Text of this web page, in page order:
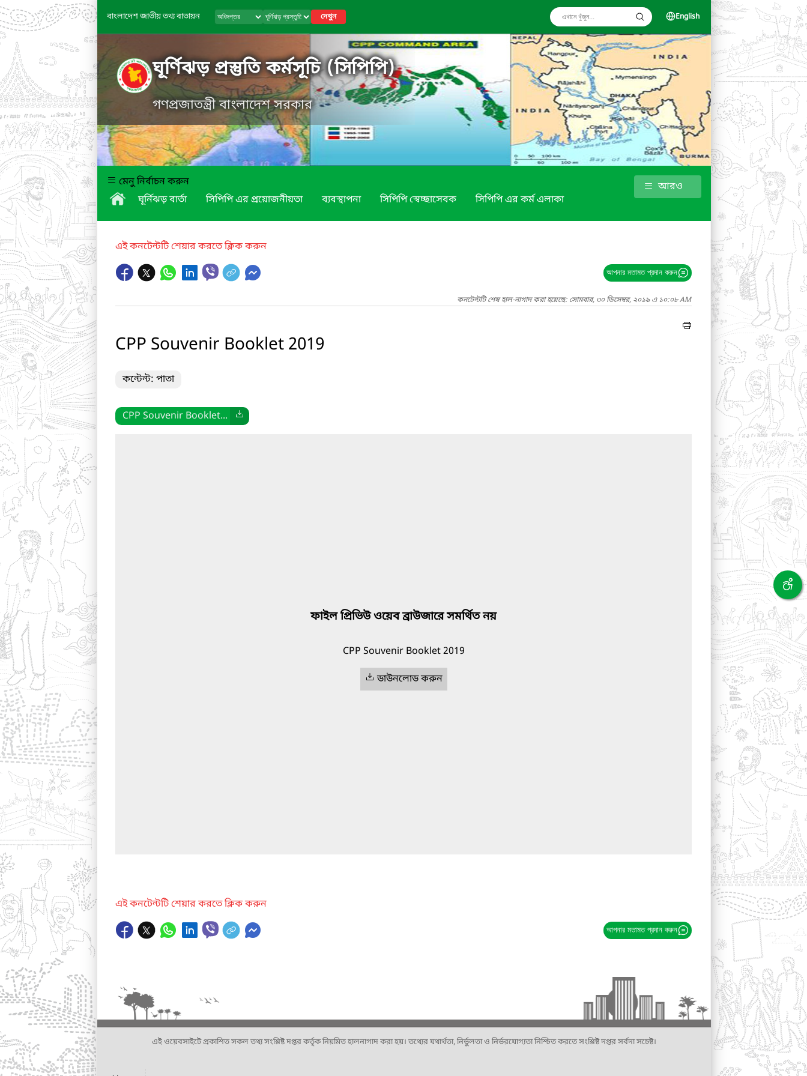
বাংলাদেশ জাতীয় তথ্য বাতায়ন দেখুন English
ঘূর্ণিঝড় প্রস্তুতি কর্মসূচি (সিপিপি)
গণপ্রজাতন্ত্রী বাংলাদেশ সরকার
মেনু নির্বাচন করুন
ঘূর্নিঝড় বার্তা
সিপিপি এর প্রয়োজনীয়তা ব্যবস্থাপনা সিপিপি স্বেচ্ছাসেবক সিপিপি এর কর্ম এলাকা
আরও
এই কনটেন্টটি শেয়ার করতে ক্লিক করুন
আপনার মতামত প্রদান করুন
কনটেন্টটি শেষ হাল-নাগাদ করা হয়েছে: সোমবার, ৩০ ডিসেম্বর, ২০১৯ এ ১০:০৮ AM
CPP Souvenir Booklet 2019
কন্টেন্ট: পাতা
CPP Souvenir Booklet...
ফাইল প্রিভিউ ওয়েব ব্রাউজারে সমর্থিত নয়
CPP Souvenir Booklet 2019
ডাউনলোড করুন
এই কনটেন্টটি শেয়ার করতে ক্লিক করুন
আপনার মতামত প্রদান করুন
এই ওয়েবসাইটে প্রকাশিত সকল তথ্য সংশ্লিষ্ট দপ্তর কর্তৃক নিয়মিত হালনাগাদ করা হয়। তথ্যের যথার্থতা, নির্ভুলতা ও নির্ভরযোগ্যতা নিশ্চিত করতে সংশ্লিষ্ট দপ্তর সর্বদা সচেষ্ট।